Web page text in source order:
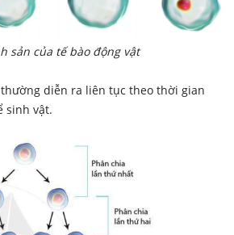
sản của tế bào động vật
diễn ra liên tục theo thời gian
sinh vật.